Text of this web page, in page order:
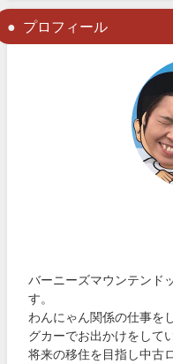
プロフィール
バーニーズマウンテンド
す。
わんにゃん関係の仕事を
グカーでお出かけをして
将来の移住を目指し中古